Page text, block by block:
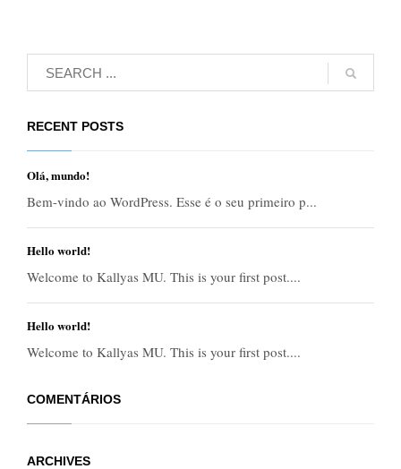
RECENT POSTS
Olá, mundo!
Bem-vindo ao WordPress. Esse é o seu primeiro p...
Hello world!
Welcome to Kallyas MU. This is your first post....
Hello world!
Welcome to Kallyas MU. This is your first post....
COMENTÁRIOS
ARCHIVES